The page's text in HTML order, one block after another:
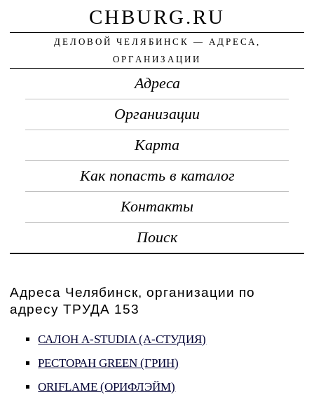
CHBURG.RU
ДЕЛОВОЙ ЧЕЛЯБИНСК — АДРЕСА,
ОРГАНИЗАЦИИ
Адреса
Организации
Карта
Как попасть в каталог
Контакты
Поиск
Адреса Челябинск, организации по
адресу ТРУДА 153
САЛОН A-STUDIA (А-СТУДИЯ)
РЕСТОРАН GREEN (ГРИН)
ORIFLAME (ОРИФЛЭЙМ)